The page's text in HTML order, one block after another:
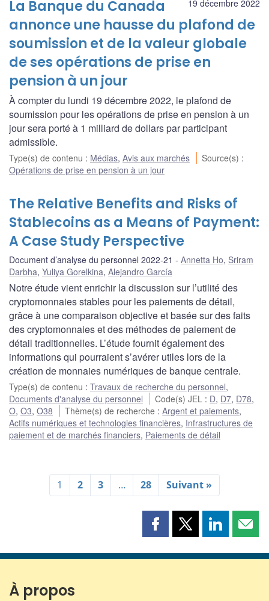
19 décembre 2022
La Banque du Canada
annonce une hausse du plafond de
soumission et de la valeur globale
de ses opérations de prise en
pension à un jour
À compter du lundi 19 décembre 2022, le plafond de
soumission pour les opérations de prise en pension à un
jour sera porté à 1 milliard de dollars par participant
admissible.
Type(s) de contenu : Médias, Avis aux marchés Source(s) :
Opérations de prise en pension à un jour
The Relative Benefits and Risks of
Stablecoins as a Means of Payment:
A Case Study Perspective
Document d’analyse du personnel 2022-21 Annetta Ho, Sriram
Darbha, Yuliya Gorelkina, Alejandro García
Notre étude vient enrichir la discussion sur l’utilité des
cryptomonnaies stables pour les paiements de détail,
grâce à une comparaison objective et basée sur des faits
des cryptomonnaies et des méthodes de paiement de
détail traditionnelles. L’étude fournit également des
informations qui pourraient s’avérer utiles lors de la
création de monnaies numériques de banque centrale.
Type(s) de contenu : Travaux de recherche du personnel,
Documents d'analyse du personnel
Code(s) JEL : D, D7, D78,
O, O3, O38 Thème(s) de recherche :Argent et paiements,
Actifs numériques et technologies financières, Infrastructures de
paiement et de marchés financiers, Paiements de détail
1 2 3 … 28 Suivant »
Partager
page
Partager
page
Partager
page page
À propos